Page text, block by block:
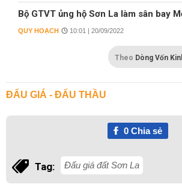
Bộ GTVT ủng hộ Sơn La làm sân bay
QUY HOẠCH 10:01 | 20/09/2022
Theo Dòng Vốn
ĐẤU GIÁ - ĐẤU THẦU
0Chia sẻ
Tag: Đấu giá đất Sơn La